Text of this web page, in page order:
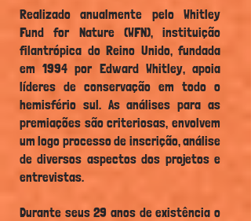
Realizado anualmente pelo Whitley
Fund for Nature (WFN), instituição
filantrópica do Reino Unido, fundada
em 1994 por Edward Whitley, apoia
líderes de conservação em todo o
hemisfério sul. As análises para as
premiações são criteriosas, envolvem
um logo processo de inscrição, análise
de diversos aspectos dos projetos e
entrevistas.
Durante seus 29 anos de existência o